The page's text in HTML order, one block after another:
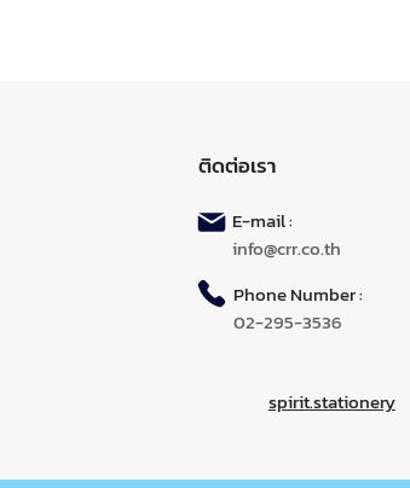
ติดต่อเรา
E-mail :
info@crr.co.th
Phone Number :
02-295-3536
spirit.stationery